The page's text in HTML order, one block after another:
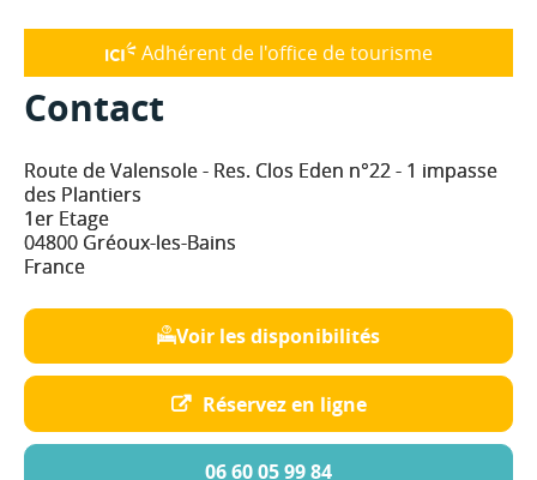
Adhérent de l'office de tourisme
Contact
Route de Valensole - Res. Clos Eden n°22 - 1 impasse
des Plantiers
1er Etage
04800 Gréoux-les-Bains
France
Voir les disponibilités
Réservez en ligne
06 60 05 99 84